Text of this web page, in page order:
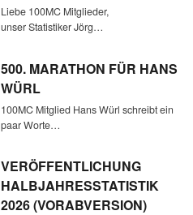
Liebe 100MC Mitglieder,
unser Statistiker Jörg…
500. MARATHON FÜR HANS
WÜRL
100MC Mitglied Hans Würl schreibt ein
paar Worte…
VERÖFFENTLICHUNG
HALBJAHRESSTATISTIK
2026 (VORABVERSION)